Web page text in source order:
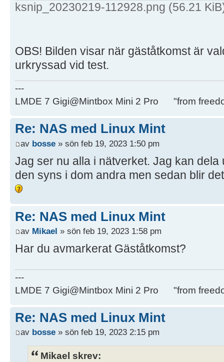
ksnip_20230219-112928.png (56.21
OBS! Bilden visar när gäståtkomst är
urkryssad vid test.
---
LMDE 7 Gigi@Mintbox Mini 2 Pro "from
Re: NAS med Linux Mint
av bosse » sön feb 19, 2023 1:50 pm
Jag ser nu alla i nätverket. Jag kan dela
den syns i dom andra men sedan blir
Re: NAS med Linux Mint
av Mikael » sön feb 19, 2023 1:58 pm
Har du avmarkerat Gäståtkomst?
---
LMDE 7 Gigi@Mintbox Mini 2 Pro "from
Re: NAS med Linux Mint
av bosse » sön feb 19, 2023 2:15 pm
Mikael skrev: